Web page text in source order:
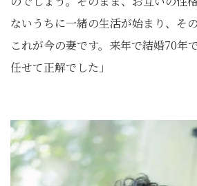
ないうちに一緒の生活が始まり、そ
これが今の妻です。来年で結婚70年
任せて正解でした」